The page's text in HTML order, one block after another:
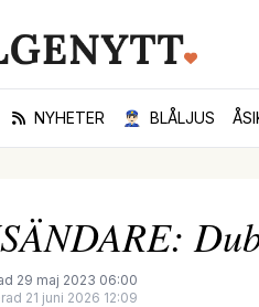
NYHETER 👮🏻‍♂️ BLÅLJUS
29 maj 2023 06:00
21 juni 2026 12:09